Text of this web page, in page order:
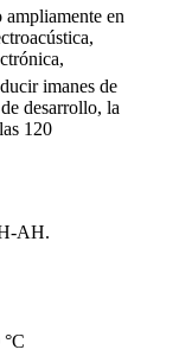
en
imanes de
desarrollo, la
120
AH.